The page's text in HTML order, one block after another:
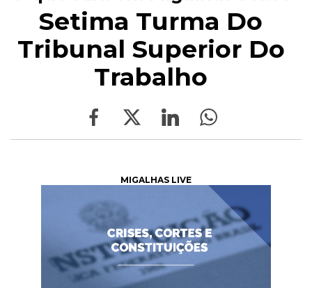
Setima Turma Do
Tribunal Superior Do
Trabalho
MIGALHAS LIVE